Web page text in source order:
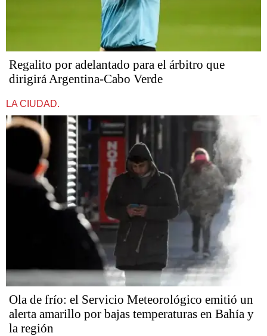
Regalito por adelantado para el árbitro que
dirigirá Argentina-Cabo Verde
LA CIUDAD.
Ola de frío: el Servicio Meteorológico emitió un
alerta amarillo por bajas temperaturas en Bahía y
la región